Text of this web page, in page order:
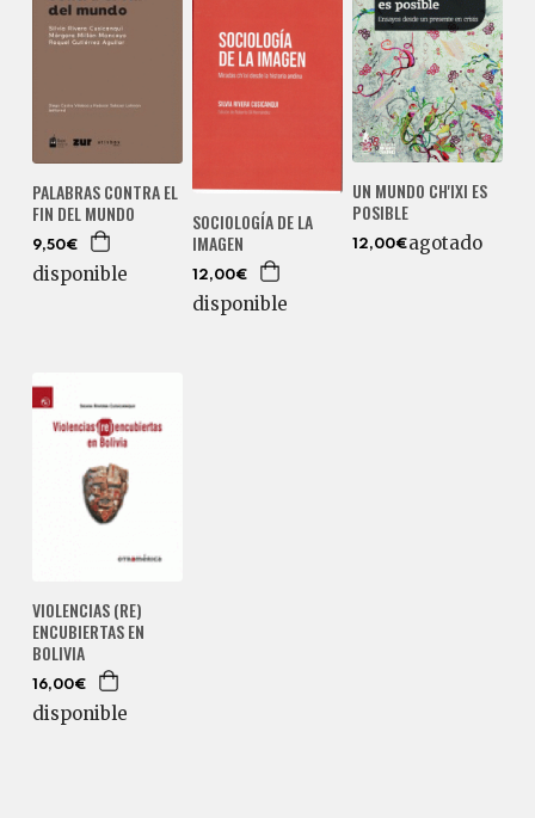
PALABRAS CONTRA EL
FIN DEL MUNDO
9,50€
disponible
SOCIOLOGÍA DE LA
IMAGEN
12,00€
disponible
UN MUNDO CH'IXI ES
POSIBLE
12,00€agotado
VIOLENCIAS (RE)
ENCUBIERTAS EN
BOLIVIA
16,00€
disponible